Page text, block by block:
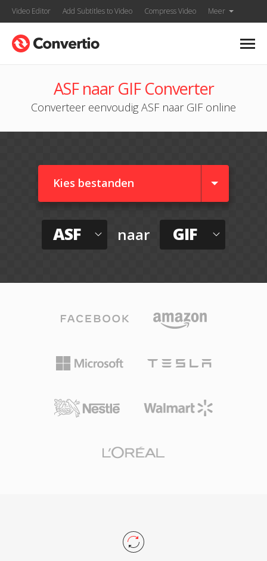
Video Editor Add Subtitles to Video Compress Video Meer
ASF naar GIF Converter
Converteer eenvoudig ASF naar GIF online
Kies bestanden
ASF naar GIF